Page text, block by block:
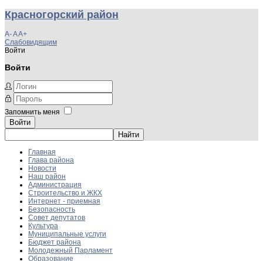
Красногорский район
A-AA+
Слабовидящим
Войти
Войти
Запомнить меня
Войти
Главная
Глава района
Новости
Наш район
Администрация
Строительство и ЖКХ
Интернет - приемная
Безопасность
Совет депутатов
Культура
Муниципальные услуги
Бюджет района
Молодежный Парламент
Образование